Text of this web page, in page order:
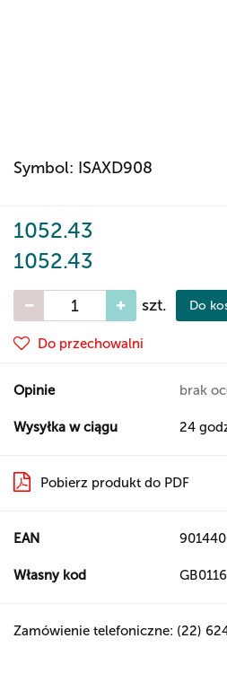
Symbol: ISAXD908
1052.43
1052.43
szt. Do
Do przechowalni
Opinie brak
Wysyłka w ciągu 24
Pobierz produkt do PDF
EAN
Własny kod
Zamówienie telefoniczne: (22)